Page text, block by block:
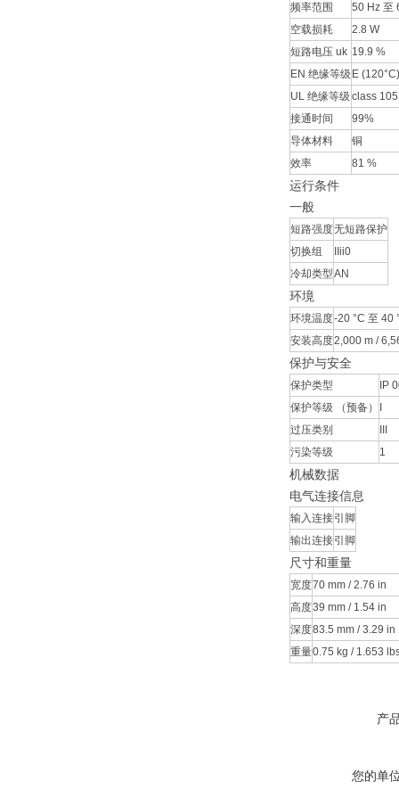
频率范围
50 Hz 至
空载损耗
2.8 W
短路电压 uk 19.9 %
EN 绝缘等级 E (120°C)
UL 绝缘等级 class 105
接通时间
99%
导体材料
铜
效率
81 %
运行条件
一般
短路强度无短路保护
切换组
IIii0
冷却类型AN
环境
环境温度-20 °C 至 40
安装高度2,000 m /
保护与安全
保护类型
IP
保护等级 （预备）
过压类别
污染等级
1
机械数据
电气连接信息
输入连接引脚
输出连接引脚
尺寸和重量
宽度70 mm / 2.76 in
高度39 mm / 1.54 in
深度83.5 mm / 3.29 in
重量0.75 kg / 1.653
产
您的单